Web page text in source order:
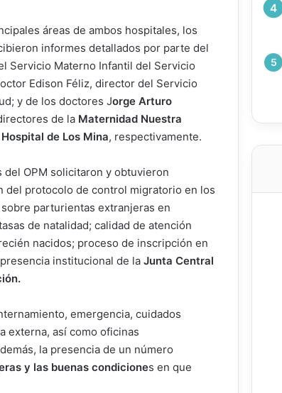
áreas de ambos hospitales, los
informes detallados por parte del
Servicio Materno Infantil del Servicio
Edison Féliz, director del Servicio
y de los doctores Jorge Arturo
de la Maternidad Nuestra
de Los Mina, respectivamente.
OPM solicitaron y obtuvieron
del protocolo de control migratorio en los
parturientas extranjeras en
de natalidad; calidad de atención
nacidos; proceso de inscripción en
institucional de la Junta Central
emergencia, cuidados
externa, así como oficinas
la presencia de un número
y las buenas condiciones en que